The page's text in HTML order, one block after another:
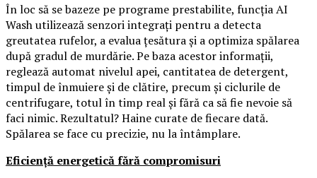
În loc să se bazeze pe programe prestabilite, funcția AI
Wash utilizează senzori integrați pentru a detecta
greutatea rufelor, a evalua țesătura și a optimiza spălarea
după gradul de murdărie. Pe baza acestor informații,
reglează automat nivelul apei, cantitatea de detergent,
timpul de înmuiere și de clătire, precum și ciclurile de
centrifugare, totul în timp real și fără ca să fie nevoie să
faci nimic. Rezultatul? Haine curate de fiecare dată.
Spălarea se face cu precizie, nu la întâmplare.
Eficiență energetică fără compromisuri